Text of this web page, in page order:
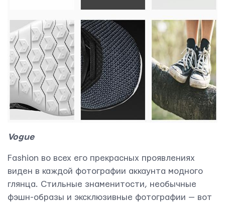
Vogue
Fashion во всех его прекрасных проявлениях
виден в каждой фотографии аккаунта модного
глянца. Стильные знаменитости, необычные
фэшн-образы и эксклюзивные фотографии — вот